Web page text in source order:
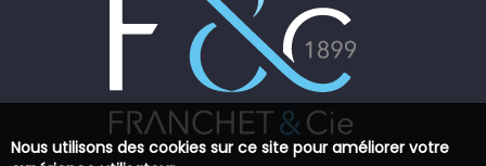
Nous utilisons des cookies sur ce site pour améliorer votre